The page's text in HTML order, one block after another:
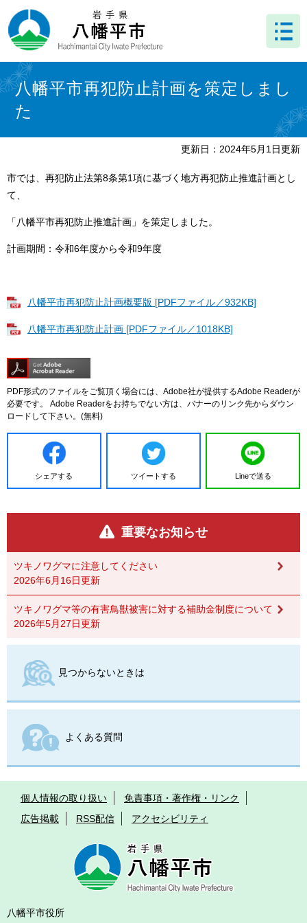
ー
ジ
先
頭
で
ニ
ュ
を
飛
ば
本
文 八幡平市再犯防止計画を策定しまし
た
更新日：2024年5月1日更新
市では、再犯防止法第8条第1項に基づく地方再犯防止推進計画とし
て、
「八幡平市再犯防止推進計画」を策定しました。
計画期間：令和6年度から令和9年度
八幡平市再犯防止計画概要版 [PDFファイル／932KB]
八幡平市再犯防止計画 [PDFファイル／1018KB]
PDF形式のファイルをご覧頂く場合には、Adobe社が提供するAdobe Readerが
必要です。
Adobe Readerをお持ちでない方は、バナーのリンク先からダウン
ロードして下さい。(無料)
シェアする ツイートする Lineで送る
重要なお知らせ
ツキノワグマに注意してください
2026年6月16日更新
ツキノワグマ等の有害鳥獣被害に対する補助金制度について
2026年5月27日更新
見つからないときは
よくある質問
個人情報の取り扱い
免責事項・著作権・リンク
広告掲載
RSS配信 アクセシビリティ
八幡平市役所